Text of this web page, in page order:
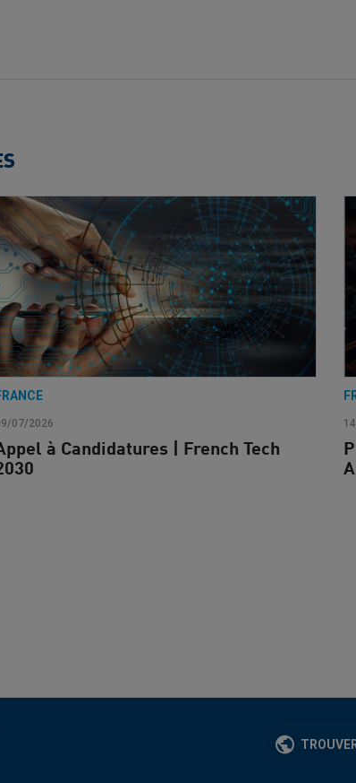
07/2026
à Candidatures | French Tech